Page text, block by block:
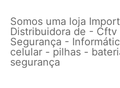
Somos uma loja
Distribuidora de - Cftv
Segurança -
celular - pilhas -
segurança